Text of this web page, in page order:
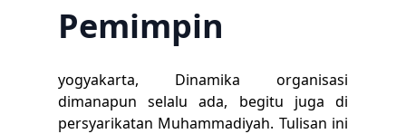
Pemimpin
yogyakarta, Dinamika organisasi
dimanapun selalu ada, begitu juga di
persyarikatan Muhammadiyah. Tulisan ini